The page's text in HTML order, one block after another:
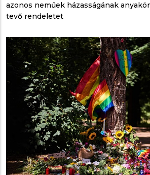
azonos neműek házasságának
tevő rendeletet